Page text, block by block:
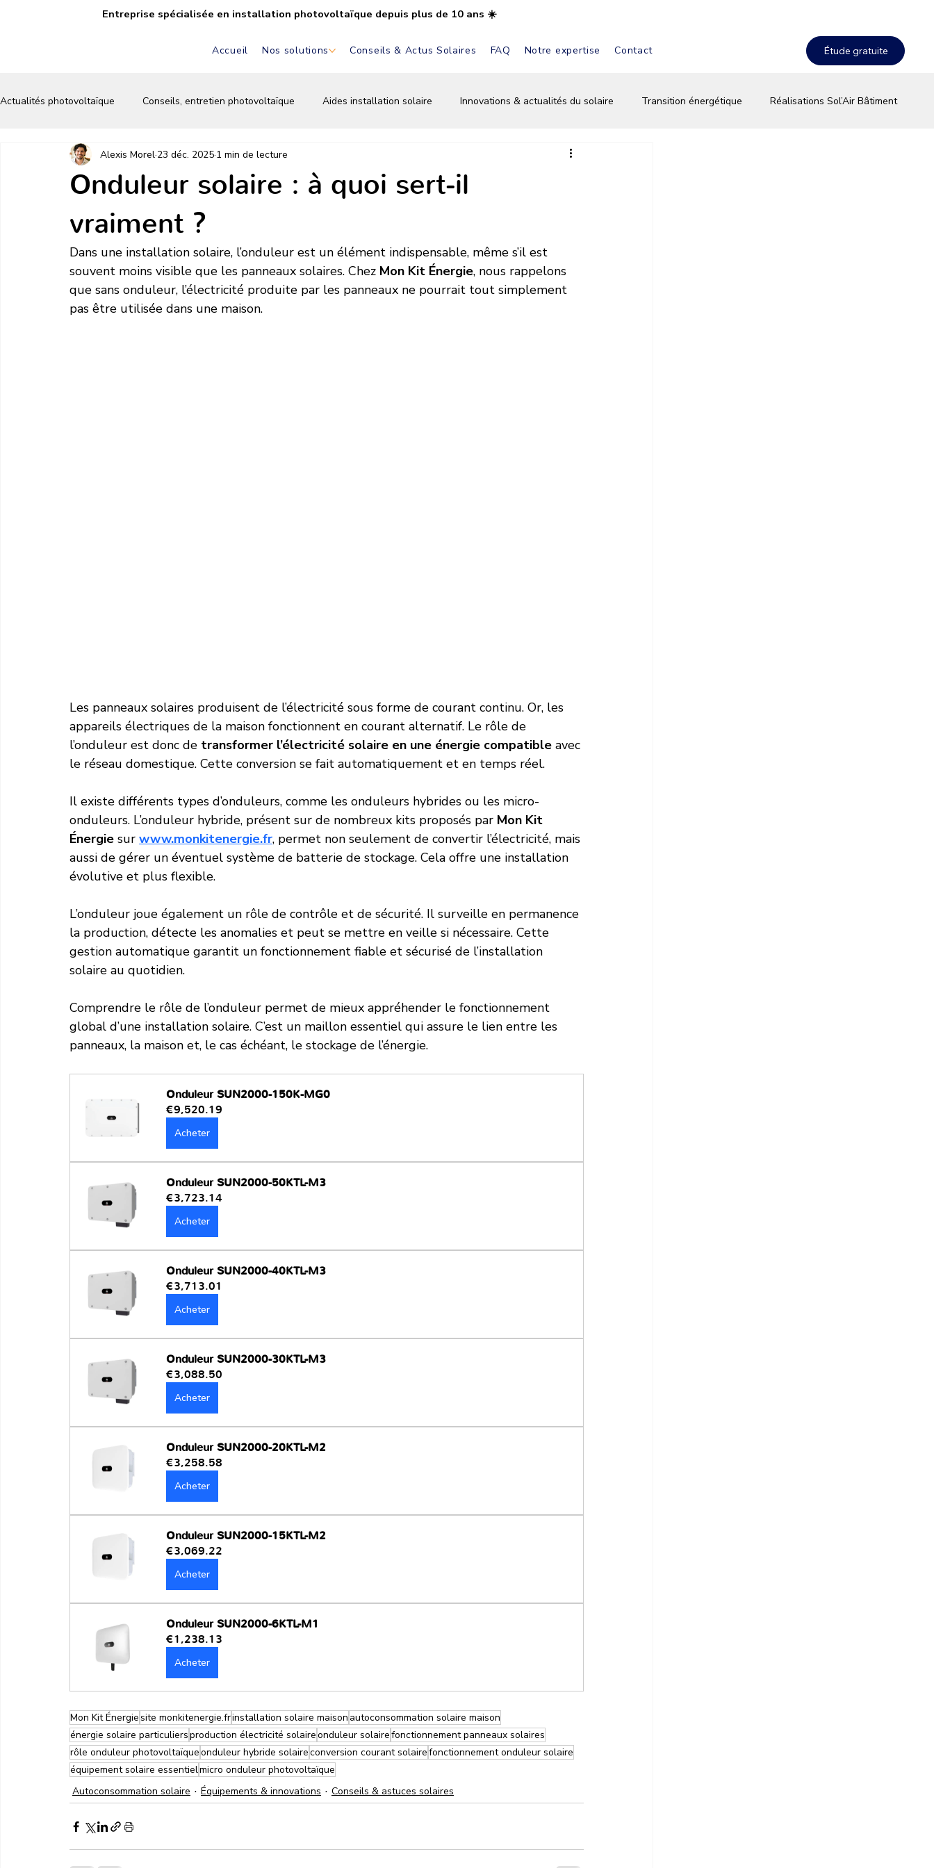
Entreprise spécialisée en installation photovoltaïque depuis plus de 10 ans ☀️
Accueil Nos solutions Conseils & Actus Solaires FAQ Notre expertise Contact
Actualités photovoltaïque Conseils, entretien photovoltaïque Aides installation solaire Innovations & actualités du solaire Transition énergétique Réalisations Sol’Air Bâtiment
FAQ solaire & photovoltaïque Autoconsommation solaire Aides & primes solaires
Écologie & énergie verte Conseils & astuces solaires
Onduleur solaire : à quoi sert-il
vraiment ?
Alexis Morel 23 déc. 2025 1 min de lecture
Dans une installation solaire, l’onduleur est un élément indispensable, même s’il est
souvent moins visible que les panneaux solaires. Chez Mon Kit Énergie, nous rappelons
que sans onduleur, l’électricité produite par les panneaux ne pourrait tout simplement
pas être utilisée dans une maison.
Les panneaux solaires produisent de l’électricité sous forme de courant continu. Or, les
appareils électriques de la maison fonctionnent en courant alternatif. Le rôle de
l’onduleur est donc de transformer l’électricité solaire en une énergie compatible avec
le réseau domestique. Cette conversion se fait automatiquement et en temps réel.
Il existe différents types d’onduleurs, comme les onduleurs hybrides ou les micro-
onduleurs. L’onduleur hybride, présent sur de nombreux kits proposés par Mon Kit
Énergie sur www.monkitenergie.fr, permet non seulement de convertir l’électricité, mais
aussi de gérer un éventuel système de batterie de stockage. Cela offre une installation
évolutive et plus flexible.
L’onduleur joue également un rôle de contrôle et de sécurité. Il surveille en permanence
la production, détecte les anomalies et peut se mettre en veille si nécessaire. Cette
gestion automatique garantit un fonctionnement fiable et sécurisé de l’installation
solaire au quotidien.
Comprendre le rôle de l’onduleur permet de mieux appréhender le fonctionnement
global d’une installation solaire. C’est un maillon essentiel qui assure le lien entre les
panneaux, la maison et, le cas échéant, le stockage de l’énergie.
Onduleur SUN2000-150K-MG0
€9,520.19
Acheter
Onduleur SUN2000-50KTL-M3
€3,723.14
Acheter
Onduleur SUN2000-40KTL-M3
€3,713.01
Acheter
Onduleur SUN2000-30KTL-M3
€3,088.50
Acheter
Onduleur SUN2000-20KTL-M2
€3,258.58
Acheter
Onduleur SUN2000-15KTL-M2
€3,069.22
Acheter
Onduleur SUN2000-6KTL-M1
€1,238.13
Acheter
Mon Kit Énergiesite monkitenergie.frinstallation solaire maison autoconsommation solaire maison
énergie solaire particuliersproduction électricité solaireonduleur solairefonctionnement panneaux solaires
rôle onduleur photovoltaïqueonduleur hybride solaireconversion courant solairefonctionnement onduleur solaire
équipement solaire essentielmicro onduleur photovoltaïque
Autoconsommation solaire
Équipements & innovations Conseils & astuces solaires